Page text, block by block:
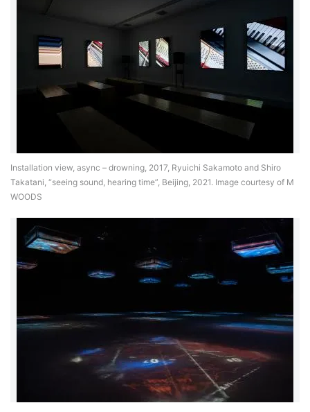
Installation view, async – drowning, 2017, Ryuichi Sakamoto and Shiro
Takatani, “seeing sound, hearing time”, Beijing, 2021. Image courtesy of M
WOODS